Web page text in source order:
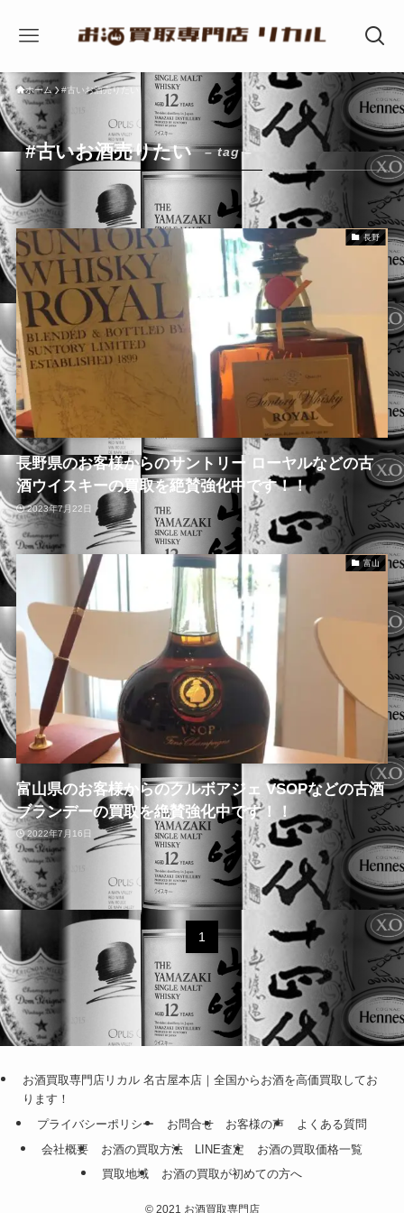
ホーム #古いお酒売りたい
#古いお酒売りたい – tag –
長野
長野県のお客様からのサントリー ローヤルなどの古
酒ウイスキーの買取を絶賛強化中です！！
2023年7月22日
富山
富山県のお客様からのクルボアジェ VSOPなどの古酒
ブランデーの買取を絶賛強化中です！！
2022年7月16日
1
お酒買取専門店リカル 名古屋本店｜全国からお酒を高価買取してお
ります！
プライバシーポリシー
お問合せ お客様の声
よくある質問
会社概要
お酒の買取方法 LINE査定
お酒の買取価格一覧
買取地域
お酒の買取が初めての方へ
©2021 お酒買取専門店